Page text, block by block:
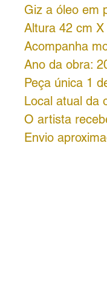
Giz a óleo em
Altura 42 cm
Acompanha
Ano da obra:
Peça única 1
Local atual da
O artista
Envio